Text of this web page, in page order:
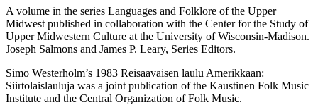
A volume in the series Languages and Folklore of the Upper
Midwest published in collaboration with the Center for the Study of
Upper Midwestern Culture at the University of Wisconsin-Madison.
Joseph Salmons and James P. Leary, Series Editors.
Simo Westerholm’s 1983 Reisaavaisen laulu Amerikkaan:
Siirtolaislauluja was a joint publication of the Kaustinen Folk Music
Institute and the Central Organization of Folk Music.